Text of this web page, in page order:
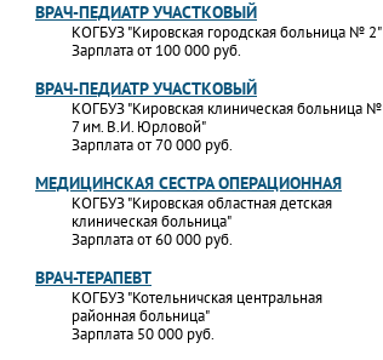
ВРАЧ-ПЕДИАТР УЧАСТКОВЫЙ
КОГБУЗ "Кировская городская больница № 2"
Зарплата от 100 000 руб.
ВРАЧ-ПЕДИАТР УЧАСТКОВЫЙ
КОГБУЗ "Кировская клиническая больница №
7 им. В.И. Юрловой"
Зарплата от 70 000 руб.
МЕДИЦИНСКАЯ СЕСТРА ОПЕРАЦИОННАЯ
КОГБУЗ "Кировская областная детская
клиническая больница"
Зарплата от 60 000 руб.
ВРАЧ-ТЕРАПЕВТ
КОГБУЗ "Котельничская центральная
районная больница"
Зарплата 50 000 руб.